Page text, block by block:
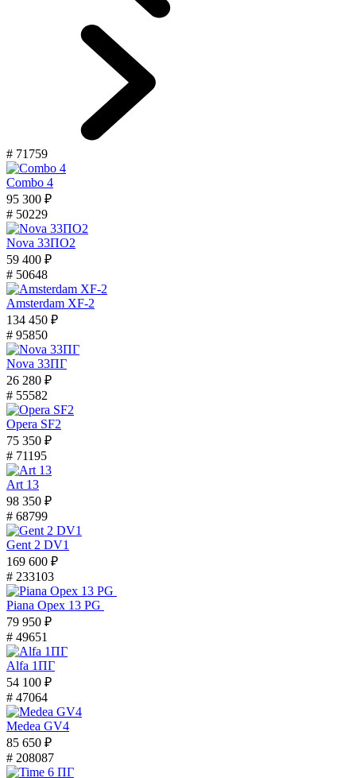
# 71759
Combo 4
95 300 ₽
# 50229
Nova 33ПО2
59 400 ₽
# 50648
Amsterdam XF-2
134 450 ₽
# 95850
Nova 33ПГ
26 280 ₽
# 55582
Opera SF2
75 350 ₽
# 71195
Art 13
98 350 ₽
# 68799
Gent 2 DV1
169 600 ₽
# 233103
Piana Орех 13 PG
79 950 ₽
# 49651
Alfa 1ПГ
54 100 ₽
# 47064
Medea GV4
85 650 ₽
# 208087